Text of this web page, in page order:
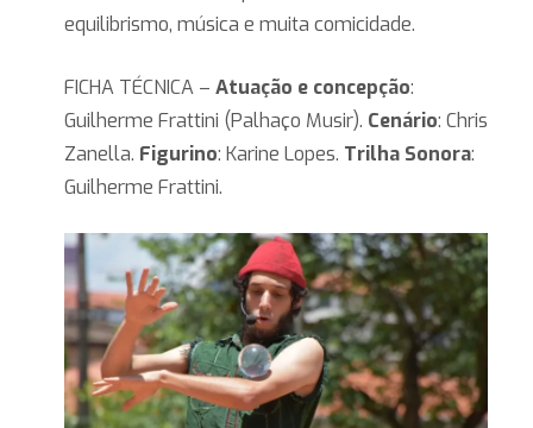
equilibrismo, música e muita comicidade.
FICHA TÉCNICA – Atuação e concepção:
Guilherme Frattini (Palhaço Musir). Cenário: Chris
Zanella. Figurino: Karine Lopes. Trilha Sonora:
Guilherme Frattini.